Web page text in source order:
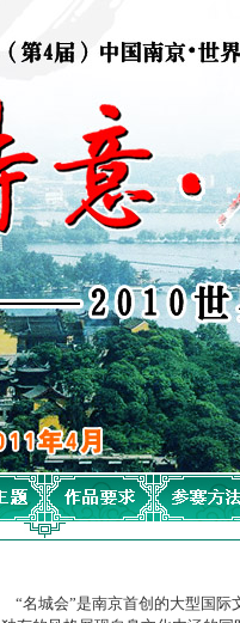
“名城会”是南京首创的大型国际